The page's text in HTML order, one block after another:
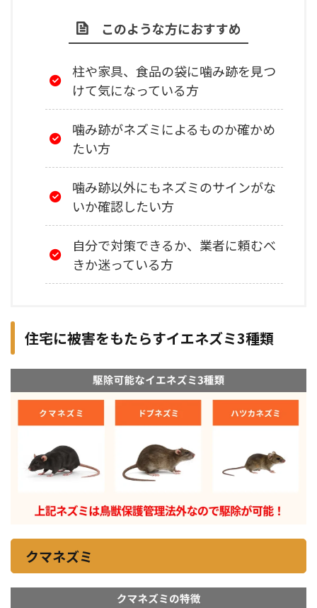
このような方におすすめ
柱や家具、食品の袋に噛み跡を見つ
けて気になっている方
噛み跡がネズミによるものか確かめ
たい方
噛み跡以外にもネズミのサインがな
いか確認したい方
自分で対策できるか、業者に頼むべ
きか迷っている方
住宅に被害をもたらすイエネズミ3種類
クマネズミ